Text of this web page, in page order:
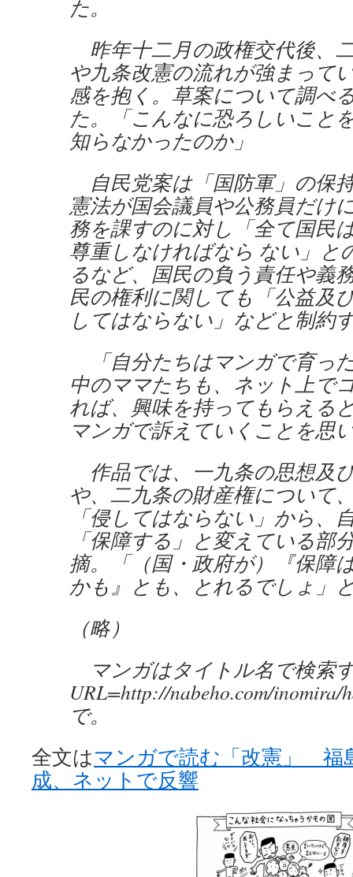
た。
昨年十二月の政権交代後、
や九条改憲の流れが強まって
感を抱く。草案について調べ
た。「こんなに恐ろしいこと
知らなかったのか」
自民党案は「国防軍」の保
憲法が国会議員や公務員だけ
務を課すのに対し「全て国民
尊重しなければなら ない」と
るなど、国民の負う責任や義
民の権利に関しても「公益及
してはならない」などと制約
「自分たちはマンガで育っ
中のママたちも、ネット上で
れば、興味を持ってもらえる
マンガで訴えていくことを思
作品では、一九条の思想及
や、二九条の財産権について
「侵してはならない」から、
「保障する」と変えている部
摘。「（国・政府が）『保障
かも』とも、とれるでしょ」
（略）
マンガはタイトル名で検索
URL=http://nabeho.com/inomira/
で。
全文はマンガで読む「改憲」 福
成、ネットで反響